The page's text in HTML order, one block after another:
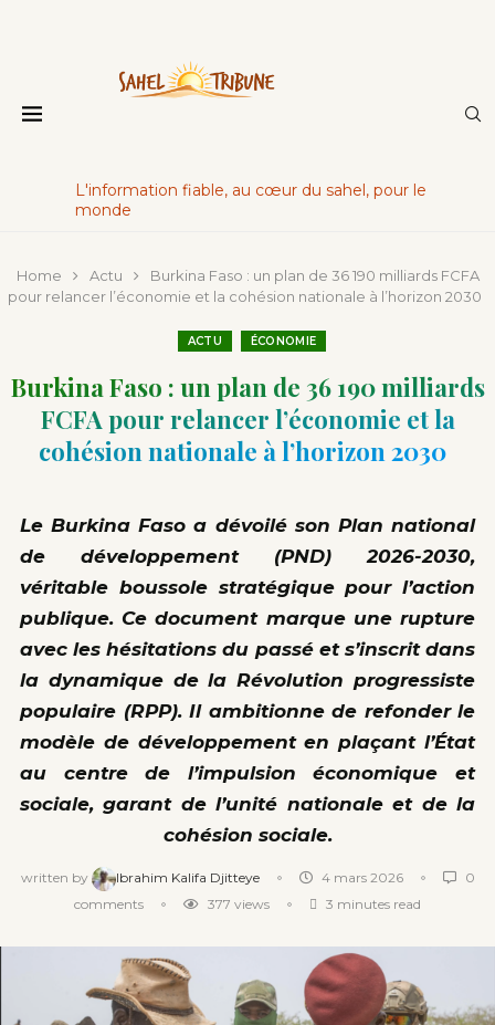
L'information fiable, au cœur du sahel, pour le
monde
Home Actu
Burkina Faso : un plan de 36 190 milliards FCFA
pour relancer l’économie et la cohésion nationale à l’horizon 2030
ACTU ÉCONOMIE
Burkina Faso : un plan de 36 190 milliards
FCFA pour relancer l’économie et la
cohésion nationale à l’horizon 2030
Le Burkina Faso a dévoilé son Plan national
de développement (PND) 2026-2030,
véritable boussole stratégique pour l’action
publique. Ce document marque une rupture
avec les hésitations du passé et s’inscrit dans
la dynamique de la Révolution progressiste
populaire (RPP). Il ambitionne de refonder le
modèle de développement en plaçant l’État
au centre de l’impulsion économique et
sociale, garant de l’unité nationale et de la
cohésion sociale.
written by Ibrahim Kalifa Djitteye 4 mars 2026
0
comments
377 views 3 minutes read